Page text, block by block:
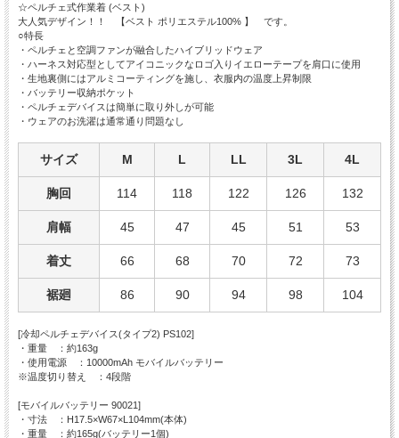
☆ペルチェ式作業着 (ベスト)
大人気デザイン！！ 【ベスト ポリエステル100% 】 です。
○特長
・ペルチェと空調ファンが融合したハイブリッドウェア
・ハーネス対応型としてアイコニックなロゴ入りイエローテープを肩口に使用
・生地裏側にはアルミコーティングを施し、衣服内の温度上昇制限
・バッテリー収納ポケット
・ペルチェデバイスは簡単に取り外しが可能
・ウェアのお洗濯は通常通り問題なし
サイズ M L LL 3L 4L
胸回 114 118 122 126 132
肩幅 45 47 45 51 53
着丈 66 68 70 72 73
裾廻 86 90 94 98 104
[冷却ペルチェデバイス(タイプ2) PS102]
・重量 ：約163g
・使用電源 ：10000mAh モバイルバッテリー
※温度切り替え ：4段階
[モバイルバッテリー 90021]
・寸法 ：H17.5×W67×L104mm(本体)
・重量 ：約165g(バッテリー1個)